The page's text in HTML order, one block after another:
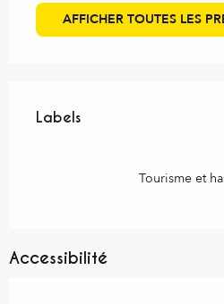
AFFICHER TOUTES LES
Labels
Labels
Tourisme et
Accessibilité